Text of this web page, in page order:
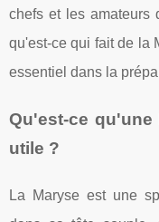
chefs et les amateurs
qu'est-ce qui fait de la
essentiel dans la
Qu'est-ce qu'une
utile ?
La Maryse est une